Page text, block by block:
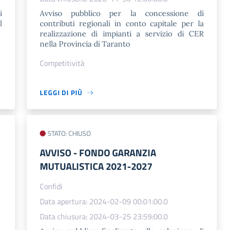
Avviso pubblico per la concessione di
contributi regionali in conto capitale per la
realizzazione di impianti a servizio di CER
nella Provincia di Taranto
Competitività
LEGGI DI PIÙ
STATO: CHIUSO
AVVISO - FONDO GARANZIA
MUTUALISTICA 2021-2027
Confidi
Data apertura: 2024-02-09 00:01:00.0
Data chiusura: 2024-03-25 23:59:00.0